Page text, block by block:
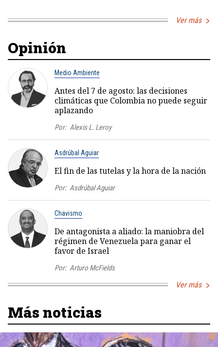
Ver más
Opinión
Medio Ambiente
Antes del 7 de agosto: las decisiones
climáticas que Colombia no puede seguir
aplazando
Por: Alexis L. Leroy
Asdrúbal Aguiar
El fin de las tutelas y la hora de la nación
Por: Asdrúbal Aguiar
Chavismo
De antagonista a aliado: la maniobra del
régimen de Venezuela para ganar el
favor de Israel
Por: Arturo McFields
Ver más
Más noticias